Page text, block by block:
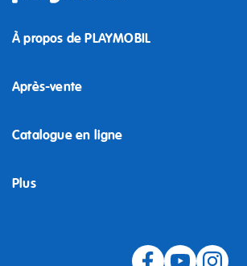
À propos de PLAYMOBIL
Après-vente
Catalogue en ligne
Plus